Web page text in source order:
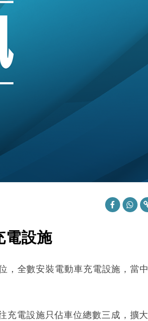
電設施
，全數安裝電動車充電設施，當中
充電設施只佔車位總數三成，擴大